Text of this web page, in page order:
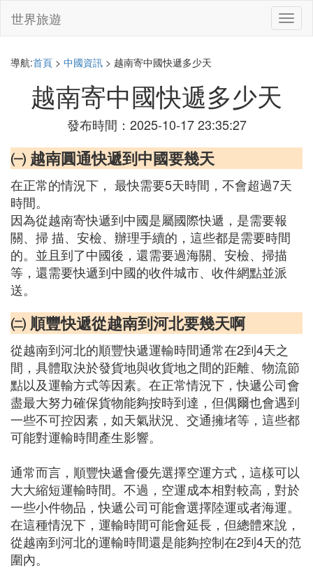
切
換
世界旅遊
導航:首頁 > 中國資訊 > 越南寄中國快遞多少天
越南寄中國快遞多少天
發布時間：2025-10-17 23:35:27
㈠ 越南圓通快遞到中國要幾天
在正常的情況下， 最快需要5天時間，不會超過7天
時間。
因為從越南寄快遞到中國是屬國際快遞，是需要報
關、掃 描、安檢、辦理手續的，這些都是需要時間
的。並且到了中國後，還需要過海關、安檢、掃描
等，還需要快遞到中國的收件城市、收件網點並派
送。
㈡ 順豐快遞從越南到河北要幾天啊
從越南到河北的順豐快遞運輸時間通常在2到4天之
間，具體取決於發貨地與收貨地之間的距離、物流節
點以及運輸方式等因素。在正常情況下，快遞公司會
盡最大努力確保貨物能夠按時到達，但偶爾也會遇到
一些不可控因素，如天氣狀況、交通擁堵等，這些都
可能對運輸時間產生影響。
通常而言，順豐快遞會優先選擇空運方式，這樣可以
大大縮短運輸時間。不過，空運成本相對較高，對於
一些小件物品，快遞公司可能會選擇陸運或者海運。
在這種情況下，運輸時間可能會延長，但總體來說，
從越南到河北的運輸時間還是能夠控制在2到4天的范
圍內。